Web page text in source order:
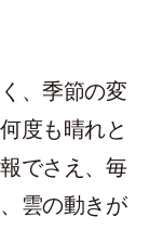
、季節の変
度も晴れと
でさえ、毎
雲の動きが